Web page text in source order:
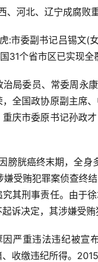
、河北、辽宁成腐败
:市委副书记吕锡文
31个省市区已实现全
治局委员、常委周永
全国政协原副主席
庆市委原书记孙政
膀胱癌终末期，全
受贿犯罪案侦查终
其刑事责任。由于
诉决定，其涉嫌受
严重违法违纪被宣
收缴违纪所得。